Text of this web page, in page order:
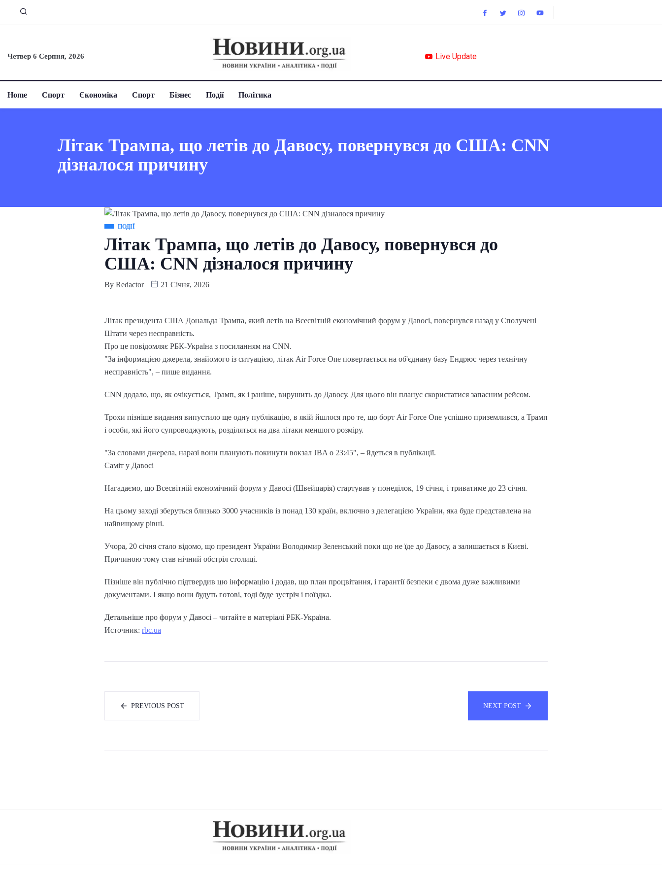
Четвер 6 Серпня, 2026 Live Update
Home Спорт Єкономіка Спорт Бізнес Події Політика
Літак Трампа, що летів до Давосу, повернувся до США: CNN
дізналося причину
ПОДІЇ
Літак Трампа, що летів до Давосу, повернувся до
США: CNN дізналося причину
By Redactor 21 Січня, 2026
Літак президента США Дональда Трампа, який летів на Всесвітній економічний форум у Давосі, повернувся назад у Сполучені
Штати через несправність.
Про це повідомляє РБК-Україна з посиланням на CNN.
"За інформацією джерела, знайомого із ситуацією, літак Air Force One повертається на об'єднану базу Ендрюс через технічну
несправність", – пише видання.
CNN додало, що, як очікується, Трамп, як і раніше, вирушить до Давосу. Для цього він планує скористатися запасним рейсом.
Трохи пізніше видання випустило ще одну публікацію, в якій йшлося про те, що борт Air Force One успішно приземлився, а Трамп
і особи, які його супроводжують, розділяться на два літаки меншого розміру.
"За словами джерела, наразі вони планують покинути вокзал JBA о 23:45", – йдеться в публікації.
Саміт у Давосі
Нагадаємо, що Всесвітній економічний форум у Давосі (Швейцарія) стартував у понеділок, 19 січня, і триватиме до 23 січня.
На цьому заході зберуться близько 3000 учасників із понад 130 країн, включно з делегацією України, яка буде представлена на
найвищому рівні.
Учора, 20 січня стало відомо, що президент України Володимир Зеленський поки що не їде до Давосу, а залишається в Києві.
Причиною тому став нічний обстріл столиці.
Пізніше він публічно підтвердив цю інформацію і додав, що план процвітання, і гарантії безпеки є двома дуже важливими
документами. І якщо вони будуть готові, тоді буде зустріч і поїздка.
Детальніше про форум у Давосі – читайте в матеріалі РБК-Україна.
Источник: rbc.ua
PREVIOUS POST NEXT POST